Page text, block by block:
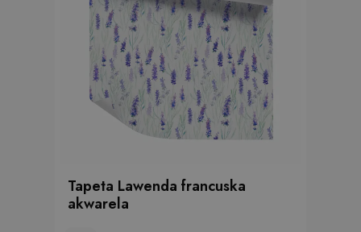
Tapeta Lawenda francuska
akwarela